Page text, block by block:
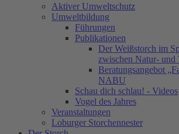
Aktiver Umweltschutz
Umweltbildung
Führungen
Publikationen
Der Weißstorch im
zwischen Natur- und
Beratungsangebot
NABU
Schau dich schlau! - Videos
Vogel des Jahres
Veranstaltungen
Loburger Storchennester